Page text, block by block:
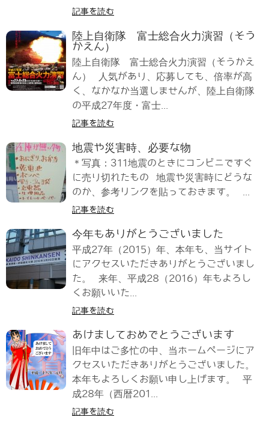
記事を読む
陸上自衛隊 富士総合火力演習（そう
かえん）
陸上自衛隊 富士総合火力演習（そうかえ
ん） 人気があり、応募しても、倍率が高
く、なかなか当選しませんが、陸上自衛隊
の平成27年度・富士...
記事を読む
地震や災害時、必要な物
＊写真：311地震のときにコンビニですぐ
に売り切れたもの 地震や災害時にどうな
のか、参考リンクを貼っておきます。 ...
記事を読む
今年もありがとうございました
平成27年（2015）年、本年も、当サイト
にアクセスいただきありがとうございまし
た。 来年、平成28（2016）年もよろし
くお願いいた...
記事を読む
あけましておめでとうございます
旧年中はご多忙の中、当ホームページにア
クセスいただきありがとうございました。
本年もよろしくお願い申し上げます。 平
成28年（西暦201...
記事を読む